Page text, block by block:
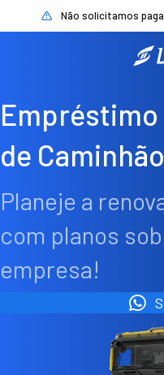
Não solicitamos
Empréstimo
de
Planeje a
com planos
empresa!